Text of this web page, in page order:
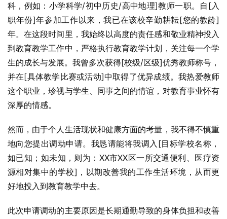
科，例如：小学科学/初中历史/高中地理]教师一职。自[入
职年份]年参加工作以来，我已在该校辛勤耕耘[您的教龄]
年。在这段时间里，我始终以高度的责任感和敬业精神投入
到教育教学工作中，严格执行教育教学计划，关注每一个学
生的成长与发展。我曾多次获得[校级/区级]优秀教师称号，
并在[具体教学比赛或活动]中取得了优异成绩。我热爱教师
这个职业，珍视与学生、同事之间的情谊，对教育事业怀有
深厚的情感。
然而，由于个人生活现状和健康方面的考量，我不得不慎重
地向您提出调动申请。我恳请能将我调入[目标学校名称，
如已知；如未知，则为：XX市XX区一所交通便利、医疗资
源相对集中的学校]，以期改善我的工作生活环境，从而更
好地投入到教育教学中去。
此次申请调动的主要原因是长期通勤导致的身体负担和改善